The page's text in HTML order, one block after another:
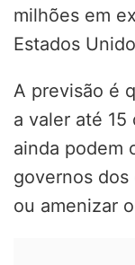
milhões em
Estados
A previsão é
a valer até
ainda podem
governos
ou amenizar